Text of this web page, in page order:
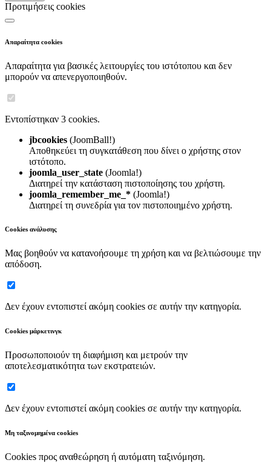
Προτιμήσεις cookies
Απαραίτητα cookies
Απαραίτητα για βασικές λειτουργίες του ιστότοπου και δεν
μπορούν να απενεργοποιηθούν.
Εντοπίστηκαν 3 cookies.
jbcookies (JoomBall!)
Αποθηκεύει τη συγκατάθεση που δίνει ο χρήστης στον
ιστότοπο.
joomla_user_state (Joomla!)
Διατηρεί την κατάσταση πιστοποίησης του χρήστη.
joomla_remember_me_* (Joomla!)
Διατηρεί τη συνεδρία για τον πιστοποιημένο χρήστη.
Cookies ανάλυσης
Μας βοηθούν να κατανοήσουμε τη χρήση και να βελτιώσουμε την
απόδοση.
Δεν έχουν εντοπιστεί ακόμη cookies σε αυτήν την κατηγορία.
Cookies μάρκετινγκ
Προσωποποιούν τη διαφήμιση και μετρούν την
αποτελεσματικότητα των εκστρατειών.
Δεν έχουν εντοπιστεί ακόμη cookies σε αυτήν την κατηγορία.
Μη ταξινομημένα cookies
Cookies προς αναθεώρηση ή αυτόματη ταξινόμηση.